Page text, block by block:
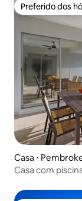
Preferido dos
Preferido dos
Casa ⋅
Casa com